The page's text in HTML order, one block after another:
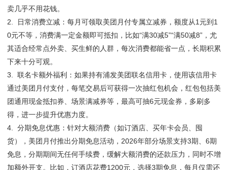
卖几乎不用花钱。
2. 日常消费立减：每月可领取美团月付专属立减券，额度从1元到1
0元不等，消费满一定金额即可抵扣，比如“满30减5”“满50减8”，尤
其适合经常点外卖、买生鲜的人群，每次消费都能省一点，长期积累
下来十分可观。
3. 联名卡额外福利：如果持有浦发美团联名信用卡，使用该信用卡
通过美团月付支付，每笔交易后可获得一次抽红包机会，红包包括美
团通用现金抵扣券、场景满减券等，最高可抽6元现金券，多刷多
得，进一步提升优惠力度。
4. 分期免息优惠：针对大额消费（如订酒店、买年卡会员、囤
货），美团月付推出分期免息活动，2026年部分场景支持3期、6期
免息，分期期间无任何手续费，缓解大额消费的还款压力，同时不增
加额外开支。比如，订酒店花费1200元，选择3期免息，每月仅需还